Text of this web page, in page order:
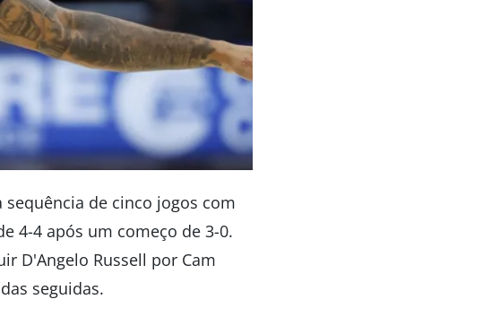
de cinco jogos com
4-4 após um começo de 3-0.
D'Angelo Russell por Cam
seguidas.